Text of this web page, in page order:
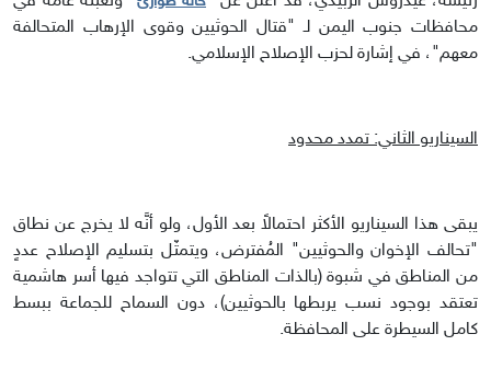
محافظات جنوب اليمن لـ "قتال الحوثيين وقوى الإرهاب المتحالفة
معهم"، في إشارة لحزب الإصلاح الإسلامي.
السيناريو الثاني: تمدد محدود
يبقى هذا السيناريو الأكثر احتمالاً بعد الأول، ولو أنَّه لا يخرج عن نطاق
"تحالف الإخوان والحوثيين" المُفترض، ويتمثّل بتسليم الإصلاح عددٍ
من المناطق في شبوة (بالذات المناطق التي تتواجد فيها أسر هاشمية
تعتقد بوجود نسب يربطها بالحوثيين)، دون السماح للجماعة ببسط
كامل السيطرة على المحافظة.